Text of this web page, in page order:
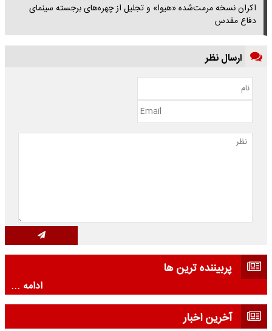
اکران نسخه مرمت‌شده «هیوا» و تجلیل از چهره‌های برجسته سینمای
دفاع مقدس
ارسال نظر
پربیننده ترین ها
ادامه ...
آخرین اخبار